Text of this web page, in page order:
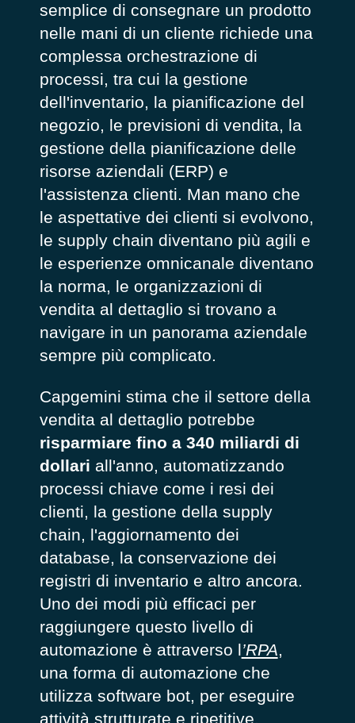
semplice di consegnare un prodotto
nelle mani di un cliente richiede una
complessa orchestrazione di
processi, tra cui la gestione
dell'inventario, la pianificazione del
negozio, le previsioni di vendita, la
gestione della pianificazione delle
risorse aziendali (ERP) e
l'assistenza clienti. Man mano che
le aspettative dei clienti si evolvono,
le supply chain diventano più agili e
le esperienze omnicanale diventano
la norma, le organizzazioni di
vendita al dettaglio si trovano a
navigare in un panorama aziendale
sempre più complicato.
Capgemini stima che il settore della
vendita al dettaglio potrebbe
risparmiare fino a 340 miliardi di
dollari all'anno, automatizzando
processi chiave come i resi dei
clienti, la gestione della supply
chain, l'aggiornamento dei
database, la conservazione dei
registri di inventario e altro ancora.
Uno dei modi più efficaci per
raggiungere questo livello di
automazione è attraverso l’RPA
una forma di automazione che
utilizza software bot, per eseguire
attività strutturate e ripetitive,